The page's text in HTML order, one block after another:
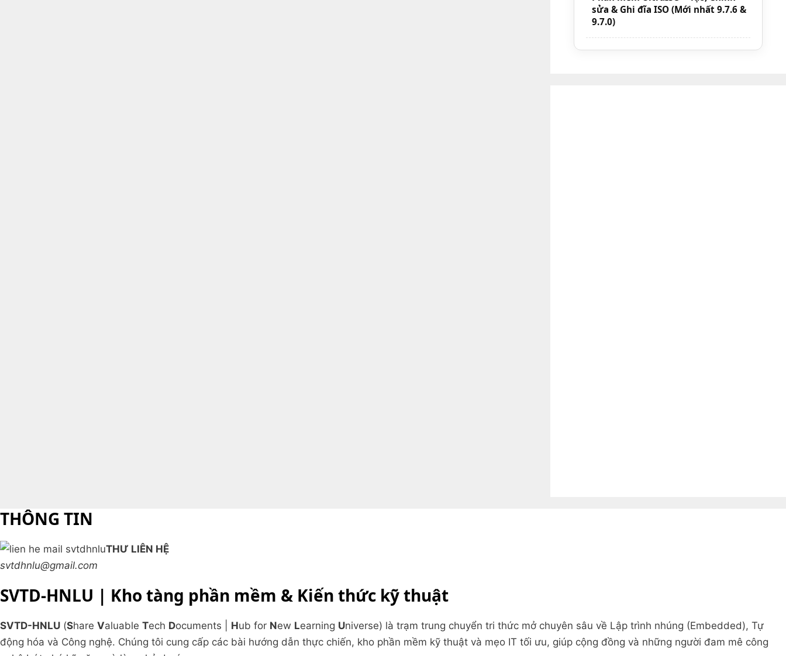
sửa & Ghi đĩa ISO (Mới nhất 9.7.6 &
9.7.0)
THÔNG TIN
THƯ LIÊN HỆ
svtdhnlu@gmail.com
SVTD-HNLU | Kho tàng phần mềm & Kiến thức kỹ thuật
SVTD-HNLU (Share Valuable Tech Documents | Hub for New Learning Universe) là trạm trung chuyển tri thức mở chuyên sâu về Lập trình nhúng (Embedded), Tự
động hóa và Công nghệ. Chúng tôi cung cấp các bài hướng dẫn thực chiến, kho phần mềm kỹ thuật và mẹo IT tối ưu, giúp cộng đồng và những người đam mê công